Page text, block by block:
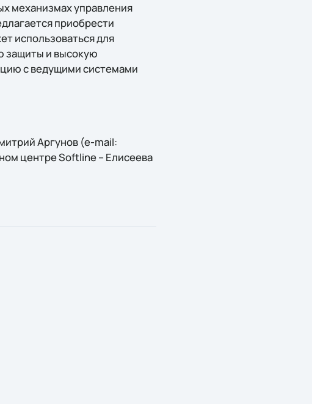
механизмах управления
приобрести
использоваться для
защиты и высокую
с ведущими системами
Аргунов (e-mail:
центре Softline – Елисеева